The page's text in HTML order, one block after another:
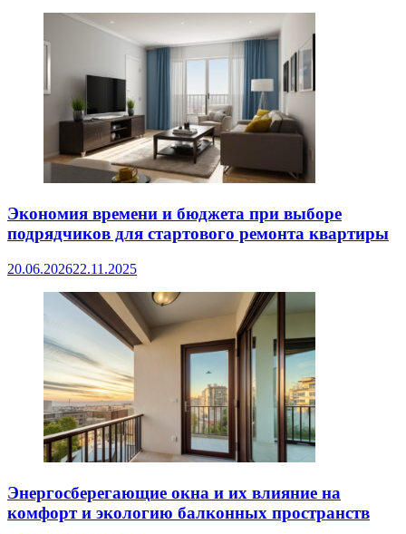
Экономия времени и бюджета при выборе
подрядчиков для стартового ремонта квартиры
20.06.202622.11.2025
Энергосберегающие окна и их влияние на
комфорт и экологию балконных пространств